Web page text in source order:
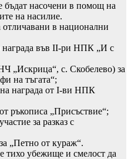
бъдат насочени в помощ на
на насилие.
отличавани в национални
награда във II-ри НПК „И с
„Искрица“, с. Скобелево) за
на тъгата“;
награда от I-ви НПК
ръкописа „Присъствие“;
за разказ с
„Петно от кураж“.
тихо убежище и смелост да